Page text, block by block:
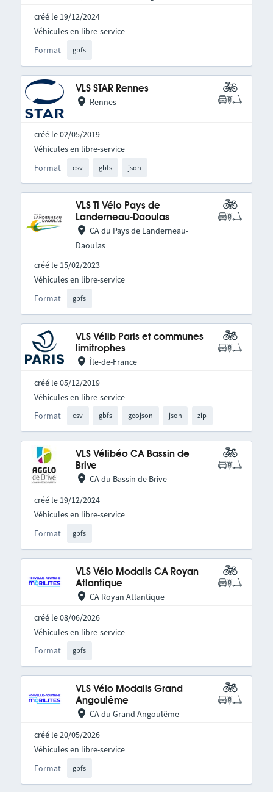
créé le 19/12/2024
Format gbfs
Véhicules en libre-service
VLS STAR Rennes
Rennes
créé le 02/05/2019
Format csv gbfs json
Véhicules en libre-service
VLS Ti Vélo Pays de
Landerneau-Daoulas
CA du Pays de Landerneau-
Daoulas
créé le 15/02/2023
Format gbfs
Véhicules en libre-service
VLS Vélib Paris et communes
limitrophes
Île-de-France
créé le 05/12/2019
Format csv gbfs geojson json zip
Véhicules en libre-service
VLS Vélibéo CA Bassin de
Brive
CA du Bassin de Brive
créé le 19/12/2024
Format gbfs
Véhicules en libre-service
VLS Vélo Modalis CA Royan
Atlantique
CA Royan Atlantique
créé le 08/06/2026
Format gbfs
Véhicules en libre-service
VLS Vélo Modalis Grand
Angoulême
CA du Grand Angoulême
créé le 20/05/2026
Format gbfs
Véhicules en libre-service